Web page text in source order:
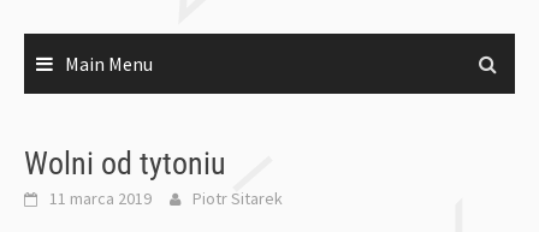
Main Menu
Wolni od tytoniu
11 marca 2019 Piotr Sitarek